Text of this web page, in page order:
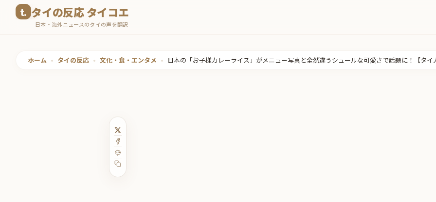
タイの反応 タイコエ
日本・海外ニュースのタイの声を翻訳
ホーム • タイの反応 • 文化・食・エンタメ • 日本の「お子様カレーライス」がメニュー写真と全然違うシュールな可愛さで話題に！【タイ